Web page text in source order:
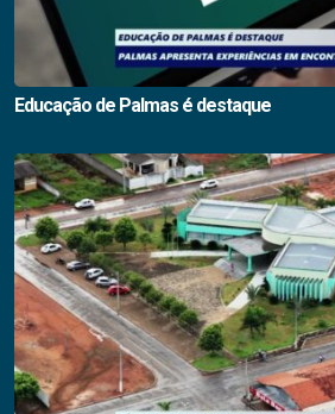
Educação de Palmas é destaque